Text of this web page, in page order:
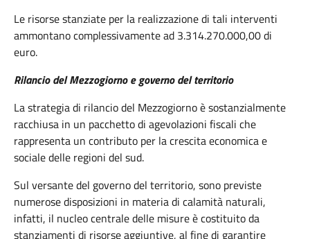
Le risorse stanziate per la realizzazione di tali interventi
ammontano complessivamente ad 3.314.270.000,00 di
euro.
Rilancio del Mezzogiorno e governo del territorio
La strategia di rilancio del Mezzogiorno è sostanzialmente
racchiusa in un pacchetto di agevolazioni fiscali che
rappresenta un contributo per la crescita economica e
sociale delle regioni del sud.
Sul versante del governo del territorio, sono previste
numerose disposizioni in materia di calamità naturali,
infatti, il nucleo centrale delle misure è costituito da
stanziamenti di risorse aggiuntive, al fine di garantire